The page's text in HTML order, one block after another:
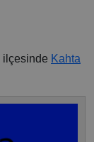
ilçesinde Kahta